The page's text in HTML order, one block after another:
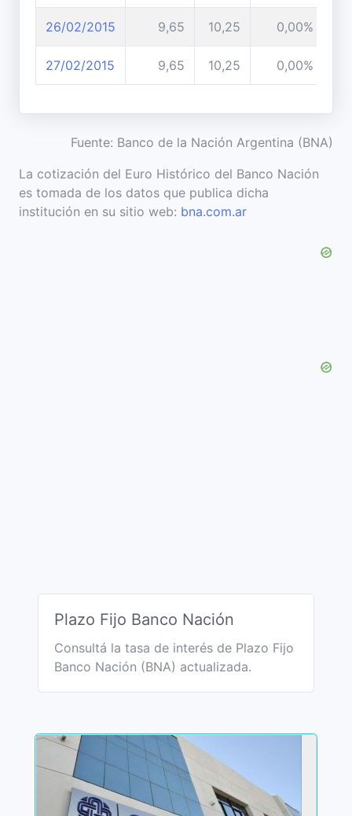
26/02/2015 9,65 10,25 0,00%
27/02/2015 9,65 10,25 0,00%
Fuente: Banco de la Nación Argentina (BNA)
La cotización del Euro Histórico del Banco Nación
es tomada de los datos que publica dicha
institución en su sitio web: bna.com.ar
Plazo Fijo Banco Nación
Consultá la tasa de interés de Plazo Fijo
Banco Nación (BNA) actualizada.